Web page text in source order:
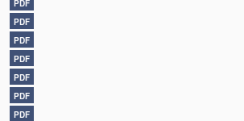
PDF
PDF
PDF
PDF
PDF
PDF
PDF